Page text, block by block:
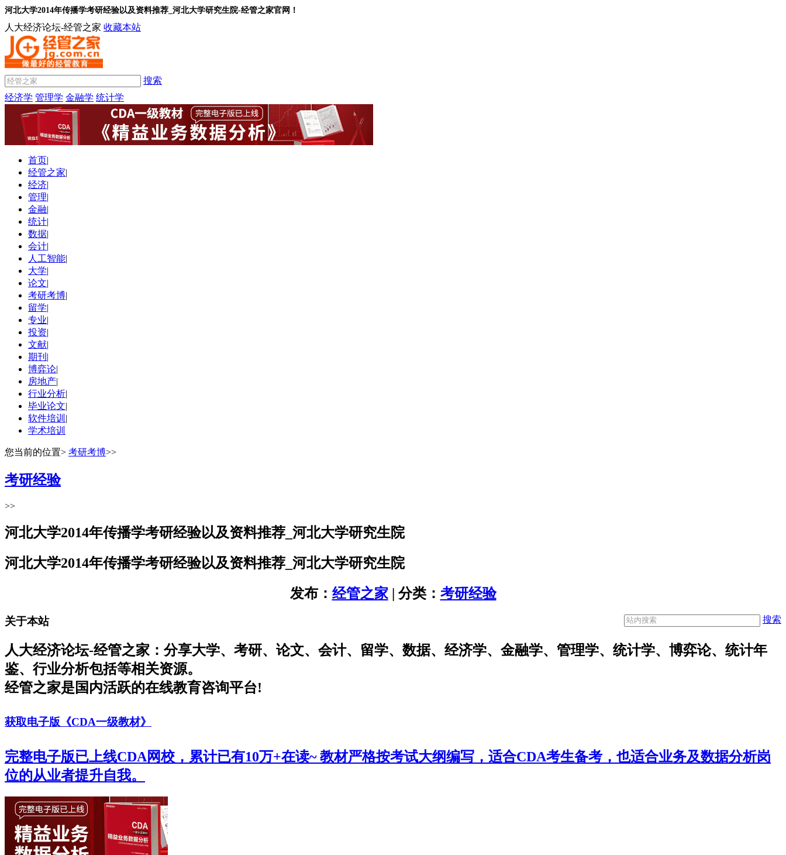
河北大学2014年传播学考研经验以及资料推荐_河北大学研究生院-经管之家官网！
人大经济论坛-经管之家 收藏本站
搜索
经济学 管理学 金融学 统计学
首页|
经管之家|
经济|
管理|
金融|
统计|
数据|
会计|
人工智能|
大学|
论文|
考研考博|
留学|
专业|
投资|
文献|
期刊 |
博弈论|
房地产|
行业分析|
毕业论文|
软件培训 |
学术培训
您当前的位置> 考研考博>>
考研经验
>>
河北大学2014年传播学考研经验以及资料推荐_河北大学研究生院
河北大学2014年传播学考研经验以及资料推荐_河北大学研究生院
发布： 经管之家 | 分类： 考研经验
搜索
关于本站
人大经济论坛-经管之家：分享大学、考研、论文、会计、留学、数据、经济学、金融学、管理学、统计学、博弈论、统计年
鉴、行业分析包括等相关资源。
经管之家是国内活跃的在线教育咨询平台!
获取电子版《CDA一级教材》
完整电子版已上线CDA网校，累计已有10万+在读~ 教材严格按考试大纲编写，适合CDA考生备考，也适合业务及数据分析岗
位的从业者提升自我。